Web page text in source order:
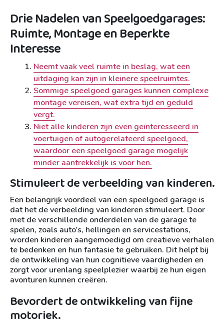
Drie Nadelen van Speelgoedgarages:
Ruimte, Montage en Beperkte
Interesse
Neemt vaak veel ruimte in beslag, wat een
uitdaging kan zijn in kleinere speelruimtes.
Sommige speelgoed garages kunnen complexe
montage vereisen, wat extra tijd en geduld
vergt.
Niet alle kinderen zijn even geïnteresseerd in
voertuigen of autogerelateerd speelgoed,
waardoor een speelgoed garage mogelijk
minder aantrekkelijk is voor hen.
Stimuleert de verbeelding van kinderen.
Een belangrijk voordeel van een speelgoed garage is
dat het de verbeelding van kinderen stimuleert. Door
met de verschillende onderdelen van de garage te
spelen, zoals auto’s, hellingen en servicestations,
worden kinderen aangemoedigd om creatieve verhalen
te bedenken en hun fantasie te gebruiken. Dit helpt bij
de ontwikkeling van hun cognitieve vaardigheden en
zorgt voor urenlang speelplezier waarbij ze hun eigen
avonturen kunnen creëren.
Bevordert de ontwikkeling van fijne
motoriek.